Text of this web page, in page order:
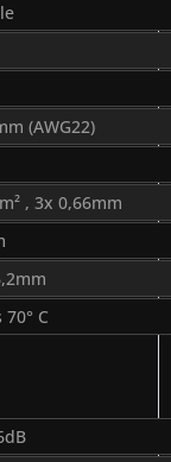
(AWG22)
, 3x 0,66mm
70° C